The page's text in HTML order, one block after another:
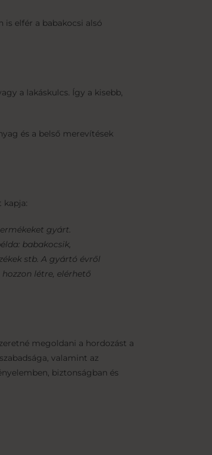
elfér a babakocsi alsó
a lakáskulcs. Így a kisebb,
és a belső merevítések
kapja:
gyárt.
babakocsik,
stb. A gyártó évről
létre, elérhető
megoldani a hordozást a
valamint az
biztonságban és